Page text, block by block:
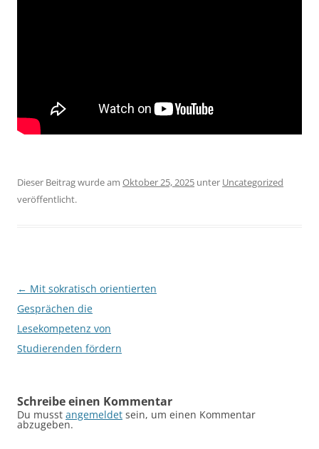
Dieser Beitrag wurde am Oktober 25, 2025 unter Uncategorized
veröffentlicht.
Beitragsnavigation
← Mit sokratisch orientierten
Gesprächen die
Lesekompetenz von
Studierenden fördern
Schreibe einen Kommentar
Du musst angemeldet sein, um einen Kommentar
abzugeben.